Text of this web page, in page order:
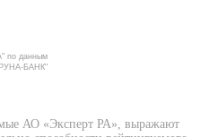
по данным
БАНК"
АО «Эксперт РА», выражают